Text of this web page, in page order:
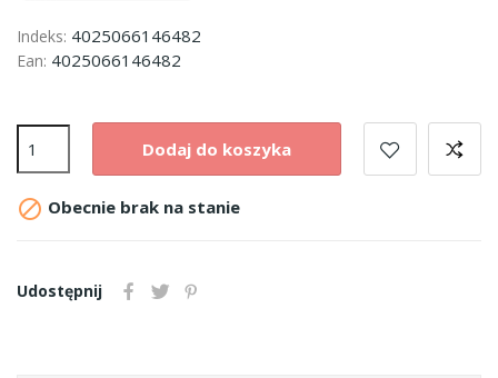
Indeks: 4025066146482
Ean: 4025066146482
Dodaj do koszyka
 Obecnie brak na stanie
Udostępnij